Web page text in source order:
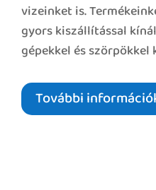
vizeinket is.
gyors kiszállítással
gépekkel és szörpökkel
További